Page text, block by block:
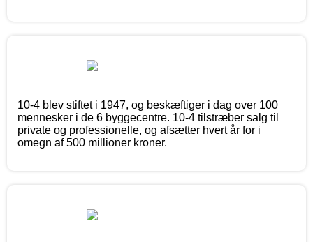
10-4 blev stiftet i 1947, og beskæftiger i dag over 100
mennesker i de 6 byggecentre. 10-4 tilstræber salg til
private og professionelle, og afsætter hvert år for i
omegn af 500 millioner kroner.